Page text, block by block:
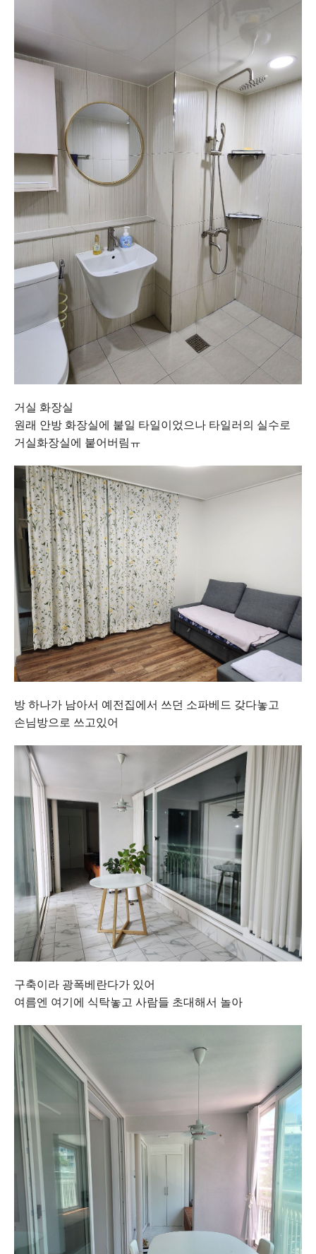
거실 화장실
원래 안방 화장실에 붙일 타일이었으나 타일러의 실수로
거실화장실에 붙어버림ㅠ
방 하나가 남아서 예전집에서 쓰던 소파베드 갖다놓고
손님방으로 쓰고있어
구축이라 광폭베란다가 있어
여름엔 여기에 식탁놓고 사람들 초대해서 놀아